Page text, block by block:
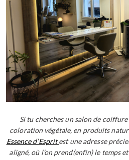
Si tu cherches un salon de coiffure
coloration végétale, en produits
Essence d’Espritest une adresse
aligné, où l’on prend(enfin) le temps